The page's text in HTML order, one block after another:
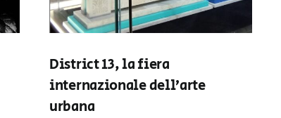
District 13, la fiera
internazionale dell’arte
urbana